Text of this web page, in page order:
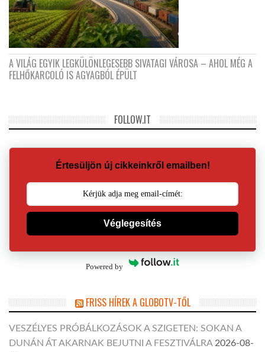
A VILÁG EGYIK LEGKÜLÖNLEGESEBB SIVATAGI VÁROSA – AHOL MÉG A
FELHŐKARCOLÓ IS AGYAGBÓL ÉPÜLT
FOLLOW.IT
Értesüljön új cikkeinkről emailben!
Véglegesítés
Powered by
FRISS HÍREK A GLOBOTV-TŐL
VESZÉLYES PRÓBÁLKOZÁSOK A SZIGETEN: SOKAN A
DUNÁN ÁT AKARNAK BEJUTNI A FESZTIVÁLRA 2026-08-